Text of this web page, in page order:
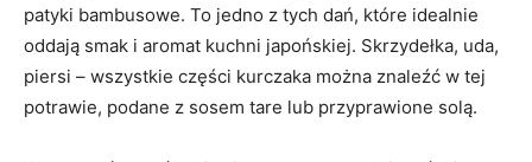
patyki bambusowe. To jedno z tych dań, które idealnie
oddają smak i aromat kuchni japońskiej. Skrzydełka, uda,
piersi – wszystkie części kurczaka można znaleźć w tej
potrawie, podane z sosem tare lub przyprawione solą.